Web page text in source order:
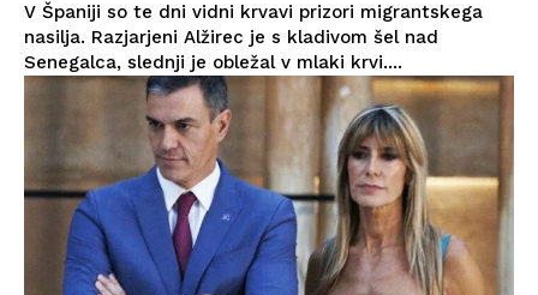
V Španiji so te dni vidni krvavi prizori migrantskega
nasilja. Razjarjeni Alžirec je s kladivom šel nad
Senegalca, slednji je obležal v mlaki krvi....